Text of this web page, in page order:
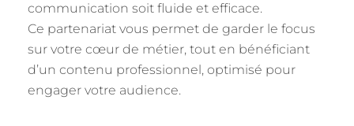
communication soit fluide et efficace.
Ce partenariat vous permet de garder le focus
sur votre cœur de métier, tout en bénéficiant
d’un contenu professionnel, optimisé pour
engager votre audience.